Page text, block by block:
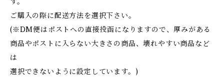
ご購入の際に配送方法を選択下さい。
(※DM便はポストへの直接投函になりますので、厚みがある
商品やポストに入らない大きさの商品、壊れやすい商品など
は
選択できないように設定しています。)